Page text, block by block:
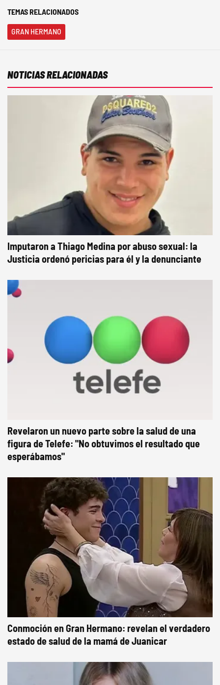
TEMAS RELACIONADOS
GRAN HERMANO
NOTICIAS RELACIONADAS
Imputaron a Thiago Medina por abuso sexual: la
Justicia ordenó pericias para él y la denunciante
Revelaron un nuevo parte sobre la salud de una
figura de Telefe: "No obtuvimos el resultado que
esperábamos"
Conmoción en Gran Hermano: revelan el verdadero
estado de salud de la mamá de Juanicar